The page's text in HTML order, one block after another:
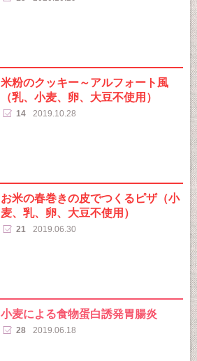
米粉のクッキー～アルフォート風
（乳、小麦、卵、大豆不使用）
14 2019.10.28
お米の春巻きの皮でつくるピザ（小
麦、乳、卵、大豆不使用）
21 2019.06.30
小麦による食物蛋白誘発胃腸炎
28 2019.06.18